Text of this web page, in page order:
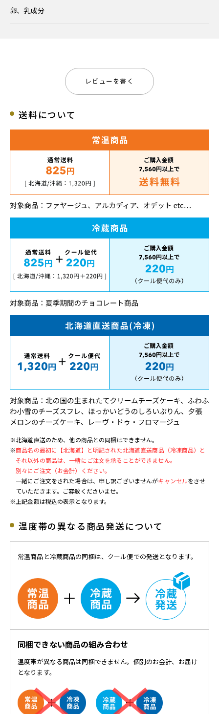
卵、乳成分
レビューを書く
送料について
※北海道直送のため、他の商品との同梱はできません。
※商品名の最初に【北海道】と明記された北海道直送商品（冷凍商品）と
それ以外の商品は、一緒にご注文を承ることができません。
別々にご注文（お会計）ください。
一緒にご注文をされた場合は、申し訳ございませんがキャンセルをさせ
ていただきます。ご容赦くださいませ。
※上記金額は税込の表示となります。
温度帯の異なる商品発送について
常温商品と冷蔵商品の同梱は、クール便での発送となります。
同梱できない商品の組み合わせ
温度帯が異なる商品は同梱できません。個別のお会計、お届け
となります。